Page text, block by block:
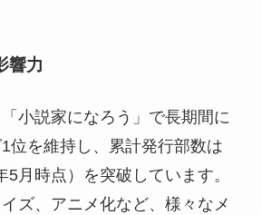
響力
「小説家になろう」で長期間に
位を維持し、累計発行部数は
5月時点）を突破しています。
ズ、アニメ化など、様々なメ